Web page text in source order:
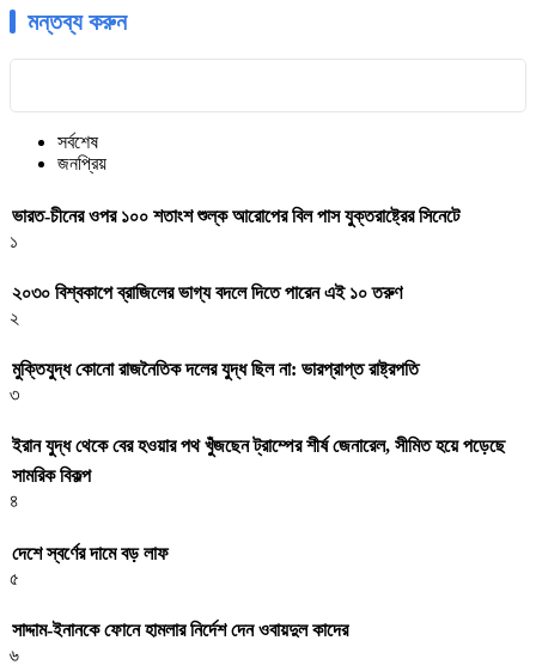
মন্তব্য করুন
সর্বশেষ
জনপ্রিয়
ভারত-চীনের ওপর ১০০ শতাংশ শুল্ক আরোপের বিল পাস যুক্তরাষ্ট্রের সিনেটে
১
২০৩০ বিশ্বকাপে ব্রাজিলের ভাগ্য বদলে দিতে পারেন এই ১০ তরুণ
২
মুক্তিযুদ্ধ কোনো রাজনৈতিক দলের যুদ্ধ ছিল না: ভারপ্রাপ্ত রাষ্ট্রপতি
৩
ইরান যুদ্ধ থেকে বের হওয়ার পথ খুঁজছেন ট্রাম্পের শীর্ষ জেনারেল, সীমিত হয়ে পড়েছে
সামরিক বিকল্প
৪
দেশে স্বর্ণের দামে বড় লাফ
৫
সাদ্দাম-ইনানকে ফোনে হামলার নির্দেশ দেন ওবায়দুল কাদের
৬